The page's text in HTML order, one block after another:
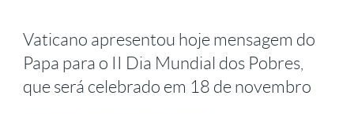
Vaticano apresentou hoje mensagem do
Papa para o II Dia Mundial dos Pobres,
que será celebrado em 18 de novembro